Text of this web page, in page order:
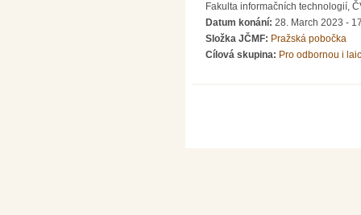
Fakulta informačních technologií,
Datum konání: 28. March 2023 -
Složka JČMF: Pražská pobočka
Cílová skupina: Pro odbornou i